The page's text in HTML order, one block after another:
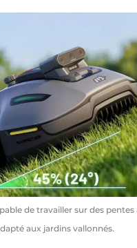
de travailler sur des pentes
aux jardins vallonnés.